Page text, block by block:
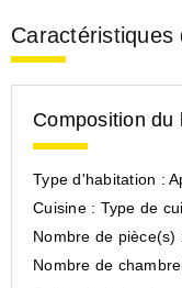
Caractéristiques
Composition du
Type d'habitation :
Cuisine : Type de
Nombre de pièce(s)
Nombre de